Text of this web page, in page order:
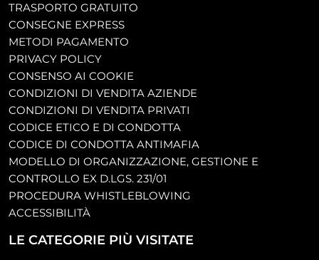
TRASPORTO GRATUITO
CONSEGNE EXPRESS
METODI PAGAMENTO
PRIVACY POLICY
CONSENSO AI COOKIE
CONDIZIONI DI VENDITA AZIENDE
CONDIZIONI DI VENDITA PRIVATI
CODICE ETICO E DI CONDOTTA
CODICE DI CONDOTTA ANTIMAFIA
MODELLO DI ORGANIZZAZIONE, GESTIONE E
CONTROLLO EX D.LGS. 231/01
PROCEDURA WHISTLEBLOWING
ACCESSIBILITÀ
LE CATEGORIE PIÙ VISITATE